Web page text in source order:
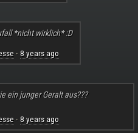
*nicht wirklich* :D
· 8 years ago
ein junger Geralt aus???
· 8 years ago